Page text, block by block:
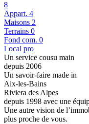
8
Appart. 4
Maisons 2
Terrains 0
Fond com. 0
Local pro
Un service cousu main
depuis 2006
Un savoir-faire made in
Aix-les-Bains
Riviera des Alpes
depuis 1998 avec une
Une autre vision de
plus proche de vous.